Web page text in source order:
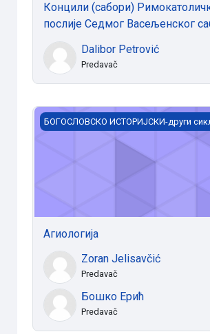
Концили (сабори)
послије Седмог Васељенског
Dalibor Petrović
Predavač
Агиологија
БОГОСЛОВСКО ИСТОРИЈСКИ-други
Агиологија
Zoran Jelisavčić
Predavač
Бошко Ерић
Predavač